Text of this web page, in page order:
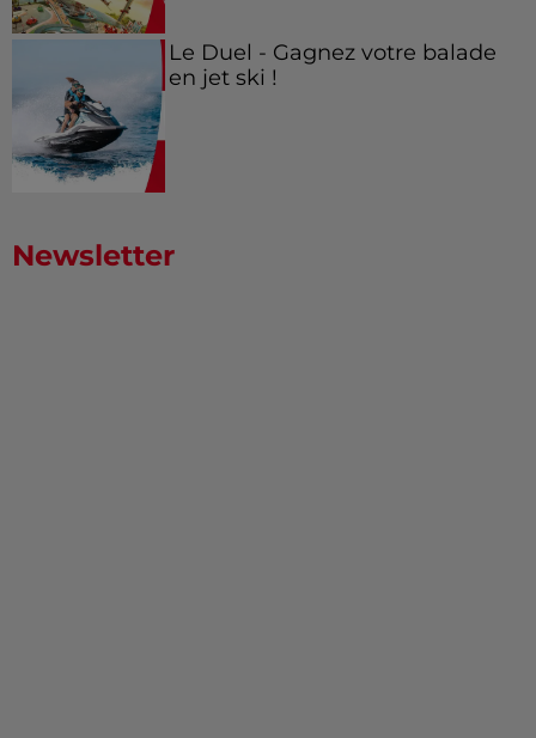
Le Duel - Gagnez votre balade
en jet ski !
Newsletter